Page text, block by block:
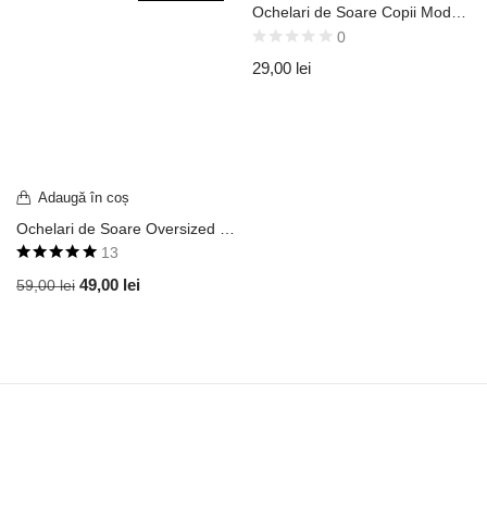
Adaugă în coș
5.00din 5
13
59,00lei 49,00 lei
Ochelari de Soare Copii Model Aviator Top Gun Ramă Neagră / Lentilă Oglindă Argintie UV400 OVD447
0
29,00 lei